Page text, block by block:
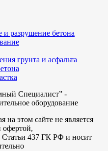
и разрушение бетона
грунта и асфальта
Специалист” -
оборудование
этом сайте не является
офертой,
437 ГК РФ и носит